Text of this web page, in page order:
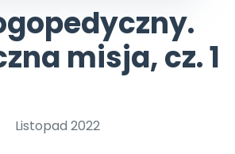
numery
misja, cz. 1
Listopad 2022